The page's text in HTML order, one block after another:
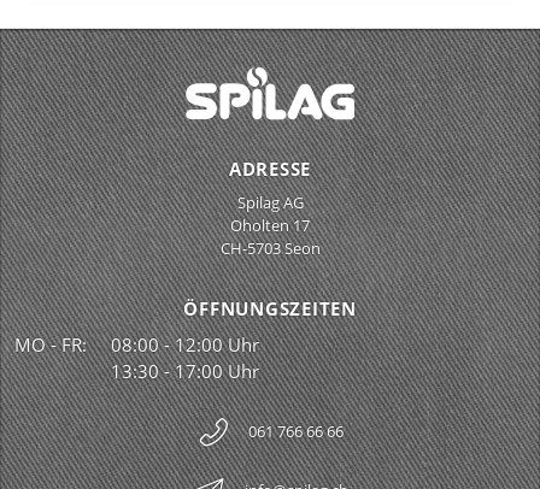
ADRESSE
Spilag AG
Oholten 17
CH-5703 Seon
ÖFFNUNGSZEITEN
MO - FR:
08:00 - 12:00 Uhr
13:30 - 17:00 Uhr
061 766 66 66